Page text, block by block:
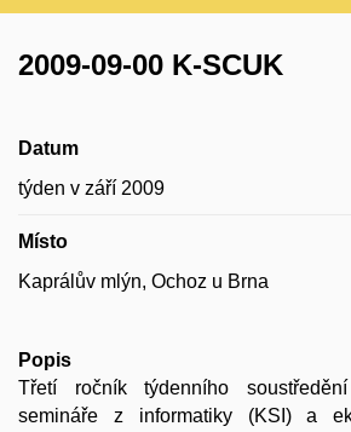
2009-09-00 K-SCUK
Datum
týden v září 2009
Místo
Kaprálův mlýn, Ochoz u Brna
Popis
Třetí ročník týdenního soustředění
semináře z informatiky (KSI) a